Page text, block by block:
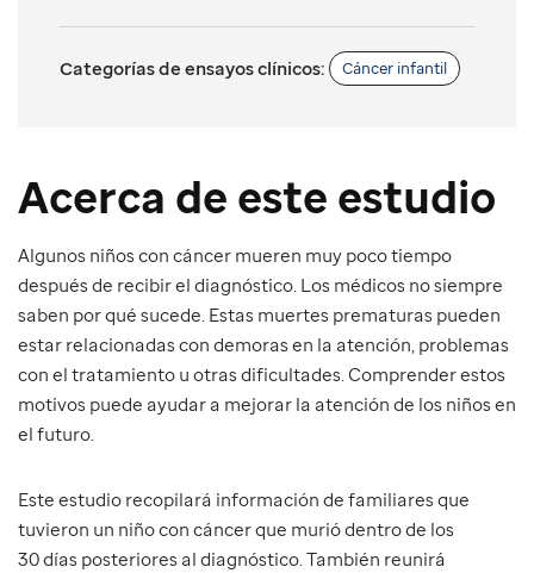
Acerca de este estudio
Algunos niños con cáncer mueren muy poco tiempo
después de recibir el diagnóstico. Los médicos no siempre
saben por qué sucede. Estas muertes prematuras pueden
estar relacionadas con demoras en la atención, problemas
con el tratamiento u otras dificultades. Comprender estos
motivos puede ayudar a mejorar la atención de los niños en
el futuro.
Este estudio recopilará información de familiares que
tuvieron un niño con cáncer que murió dentro de los
30 días posteriores al diagnóstico. También reunirá
Categorías de ensayos clínicos: Cáncer infantil